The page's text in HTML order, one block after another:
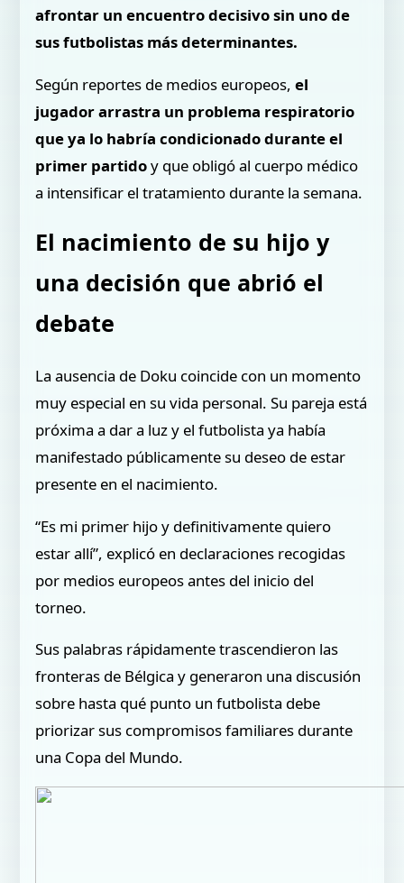
afrontar un encuentro decisivo sin uno de
sus futbolistas más determinantes.
Según reportes de medios europeos, el
jugador arrastra un problema respiratorio
que ya lo habría condicionado durante el
primer partidoy que obligó al cuerpo médico
a intensificar el tratamiento durante la semana.
El nacimiento de su hijo y
una decisión que abrió el
debate
La ausencia de Doku coincide con un momento
muy especial en su vida personal. Su pareja está
próxima a dar a luz y el futbolista ya había
manifestado públicamente su deseo de estar
presente en el nacimiento.
“Es mi primer hijo y definitivamente quiero
estar allí”, explicó en declaraciones recogidas
por medios europeos antes del inicio del
torneo.
Sus palabras rápidamente trascendieron las
fronteras de Bélgica y generaron una discusión
sobre hasta qué punto un futbolista debe
priorizar sus compromisos familiares durante
una Copa del Mundo.